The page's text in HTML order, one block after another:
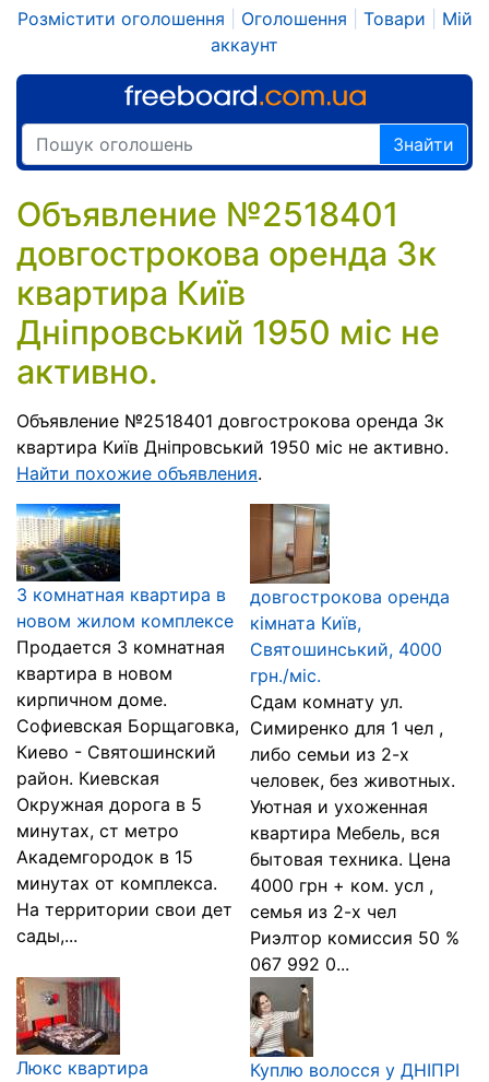
Розмістити оголошення Оголошення Товари
Мій
аккаунт
Знайти
Объявление №2518401
довгострокова оренда 3к
квартира Київ
Дніпровський 1950 міс не
активно.
Объявление №2518401 довгострокова оренда 3к
квартира Київ Дніпровський 1950 міс не активно.
Найти похожие объявления.
3 комнатная квартира в
новом жилом комплексе
Продается 3 комнатная
квартира в новом
кирпичном доме.
Софиевская Борщаговка,
Киево - Святошинский
район. Киевская
Окружная дорога в 5
минутах, ст метро
Академгородок в 15
минутах от комплекса.
На территории свои дет
сады,...
довгострокова оренда
кімната Київ,
Святошинський, 4000
грн./міс.
Сдам комнату ул.
Симиренко для 1 чел ,
либо семьи из 2-х
человек, без животных.
Уютная и ухоженная
квартира Мебель, вся
бытовая техника. Цена
4000 грн + ком. усл ,
семья из 2-х чел
Риэлтор комиссия 50 %
067 992 0...
Люкс квартира
Куплю волосся у ДНІПРІ